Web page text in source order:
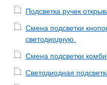
Подсветка ручек
Смена подсветки
светодиодную.
Смена подсветки
Светодиодная